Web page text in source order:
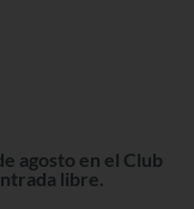
agosto en el Club
libre.